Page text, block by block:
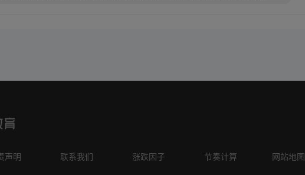
声明 联系我们 涨跌因子 节奏计算
网站地图